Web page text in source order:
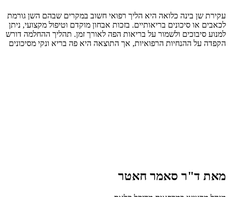
עקירת שן בינה כלואה היא הליך רפואי חשוב במקרים שבהם השן גורמת
לכאבים או סיכונים בריאותיים. בזכות אבחון מוקדם וטיפול מקצועי, ניתן
למנוע סיבוכים ולשמור על בריאות הפה לאורך זמן. תהליך ההחלמה דורש
הקפדה על ההנחיות הרפואיות, אך התוצאה היא פה בריא ונקי מסיכונים
מאת ד"ר סאמר חאטר